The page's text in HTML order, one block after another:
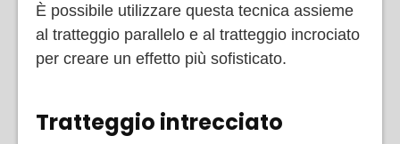
È possibile utilizzare questa tecnica assieme
al tratteggio parallelo e al tratteggio incrociato
per creare un effetto più sofisticato.
Tratteggio intrecciato